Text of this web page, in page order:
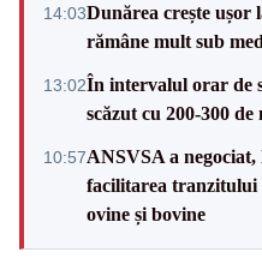
14:03Dunărea crește
rămâne mult sub
13:02În intervalul orar de
scăzut cu 200-300 de
10:57ANSVSA a
facilitarea tranzitului
ovine și bovine